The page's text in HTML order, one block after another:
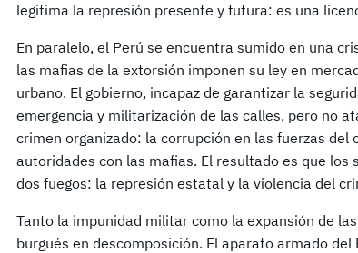
legitima la represión presente y futura: es una
En paralelo, el Perú se encuentra sumido en una
las mafias de la extorsión imponen su ley en
urbano. El gobierno, incapaz de garantizar la
emergencia y militarización de las calles, pero no
crimen organizado: la corrupción en las fuerzas del
autoridades con las mafias. El resultado es que
dos fuegos: la represión estatal y la violencia del
Tanto la impunidad militar como la expansión de
burgués en descomposición. El aparato armado